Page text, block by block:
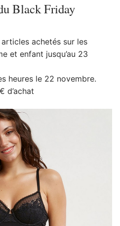
Black Friday
achetés sur les
et enfant jusqu’au 23
heures le 22 novembre.
d’achat